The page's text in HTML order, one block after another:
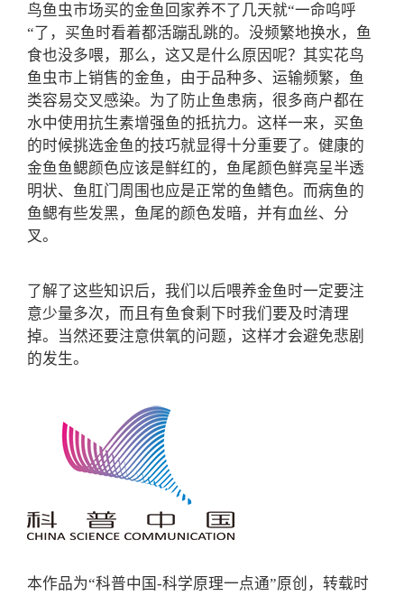
鸟鱼虫市场买的金鱼回家养不了几天就“一命呜呼
“了，买鱼时看着都活蹦乱跳的。没频繁地换水，鱼
食也没多喂，那么，这又是什么原因呢？其实花鸟
鱼虫市上销售的金鱼，由于品种多、运输频繁，鱼
类容易交叉感染。为了防止鱼患病，很多商户都在
水中使用抗生素增强鱼的抵抗力。这样一来，买鱼
的时候挑选金鱼的技巧就显得十分重要了。健康的
金鱼鱼鳃颜色应该是鲜红的，鱼尾颜色鲜亮呈半透
明状、鱼肛门周围也应是正常的鱼鳍色。而病鱼的
鱼鳃有些发黑，鱼尾的颜色发暗，并有血丝、分
叉。
了解了这些知识后，我们以后喂养金鱼时一定要注
意少量多次，而且有鱼食剩下时我们要及时清理
掉。当然还要注意供氧的问题，这样才会避免悲剧
的发生。
本作品为“科普中国-科学原理一点通”原创，转载时